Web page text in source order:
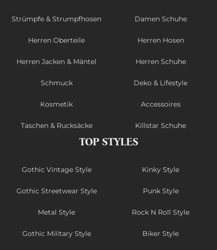
Strümpfe & Strumpfhosen Damen Schuhe
Herren Oberteile Herren Hosen
Herren Jacken & Mäntel Herren Schuhe
Schmuck Deko & Lifestyle
Kosmetik Accessoires
Taschen & Rucksäcke Killstar Schuhe
TOP STYLES
Gothic Vintage Style Kinky Style
Gothic Streetwear Style Punk Style
Metal Style Rock N Roll Style
Gothic Military Style Biker Style